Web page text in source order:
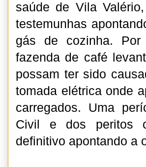
saúde de Vila
testemunhas
gás de cozinha.
fazenda de café
possam ter sido
tomada elétrica onde
carregados. Uma
Civil e dos peritos
definitivo apontando a